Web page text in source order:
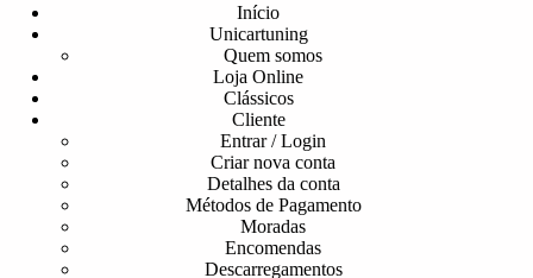
Início
Unicartuning
Quem somos
Loja Online
Clássicos
Cliente
Entrar / Login
Criar nova conta
Detalhes da conta
Métodos de Pagamento
Moradas
Encomendas
Descarregamentos